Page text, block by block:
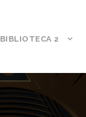
BIBLIOTECA 2